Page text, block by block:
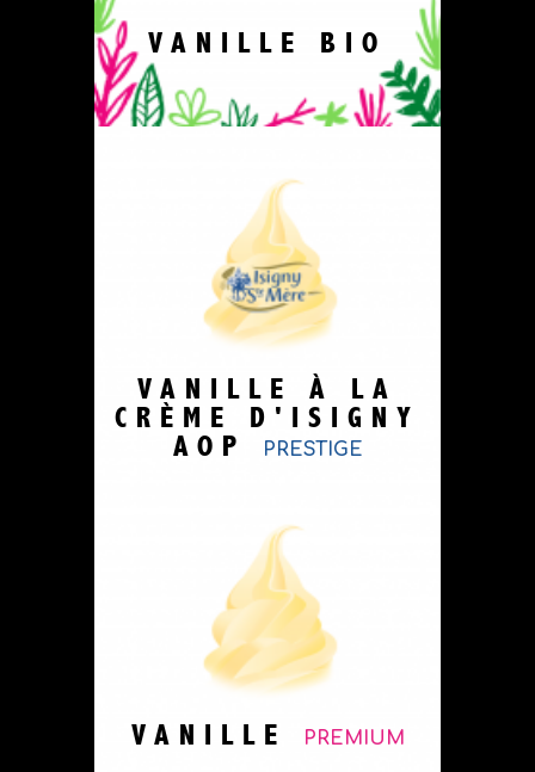
VANILLE BIO
VANILLE À LA
CRÈME D'ISIGNY
AOP
PRESTIGE
VANILLE PREMIUM